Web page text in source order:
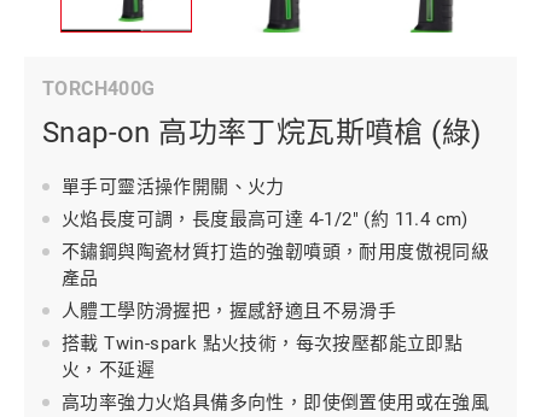
TORCH400G
Snap-on 高功率丁烷瓦斯噴槍 (綠)
單手可靈活操作開關、火力
火焰長度可調，長度最高可達 4-1/2" (約 11.4 cm)
不鏽鋼與陶瓷材質打造的強韌噴頭，耐用度傲視同級
產品
人體工學防滑握把，握感舒適且不易滑手
搭載 Twin-spark 點火技術，每次按壓都能立即點
火，不延遲
高功率強力火焰具備多向性，即使倒置使用或在強風